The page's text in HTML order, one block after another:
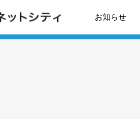
お知らせ
ネットシティ会員